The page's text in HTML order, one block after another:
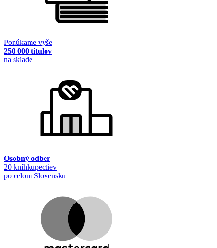
Ponúkame vyše
250 000 titulov
na sklade
Osobný odber
20 kníhkupectiev
po celom Slovensku